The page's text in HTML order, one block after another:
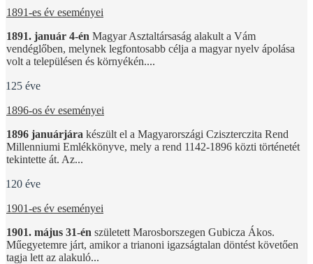
1891-es év eseményei
1891. január 4-én Magyar Asztaltársaság alakult a Vám
vendéglőben, melynek legfontosabb célja a magyar nyelv ápolása
volt a településen és környékén....
125 éve
1896-os év eseményei
1896 januárjára készült el a Magyarországi Cziszterczita Rend
Millenniumi Emlékkönyve, mely a rend 1142-1896 közti történetét
tekintette át. Az...
120 éve
1901-es év eseményei
1901. május 31-én született Marosborszegen Gubicza Ákos.
Műegyetemre járt, amikor a trianoni igazságtalan döntést követően
tagja lett az alakuló...